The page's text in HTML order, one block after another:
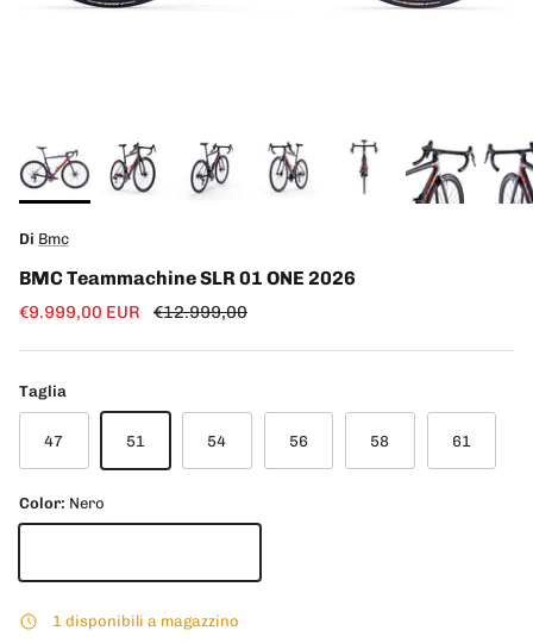
Di Bmc
BMC Teammachine SLR 01 ONE 2026
Prezzo di vendita
€9.999,00 EUR Prezzo normale
€12.999,00
Taglia
47 51 54 56 58 61
Color: Nero
1 disponibili a magazzino